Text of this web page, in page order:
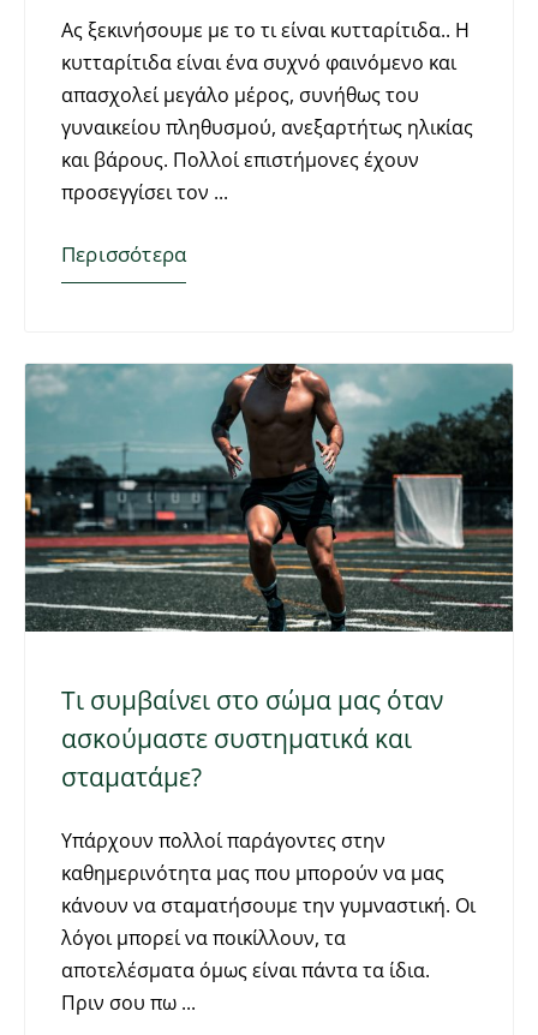
Ας ξεκινήσουμε με το τι είναι κυτταρίτιδα.. Η
κυτταρίτιδα είναι ένα συχνό φαινόμενο και
απασχολεί μεγάλο μέρος, συνήθως του
γυναικείου πληθυσμού, ανεξαρτήτως ηλικίας
και βάρους. Πολλοί επιστήμονες έχουν
προσεγγίσει τον
Περισσότερα
Τι συμβαίνει στο σώμα μας όταν
ασκούμαστε συστηματικά και
σταματάμε?
Υπάρχουν πολλοί παράγοντες στην
καθημερινότητα μας που μπορούν να μας
κάνουν να σταματήσουμε την γυμναστική. Οι
λόγοι μπορεί να ποικίλλουν, τα
αποτελέσματα όμως είναι πάντα τα ίδια.
Πριν σου πω